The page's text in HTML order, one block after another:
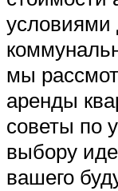
условиями
мы
аренды
советы по
выбору
вашего